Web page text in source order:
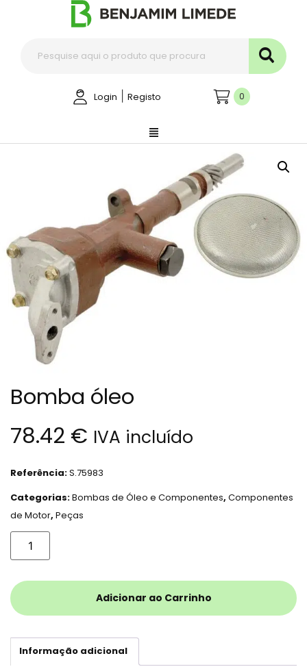
Login Registo 0
Bomba óleo
78.42 € IVA incluído
Referência:S.75983
Categorias:Bombas de Óleo e Componentes, Componentes
de Motor, Peças
Adicionar ao Carrinho
Informação adicional